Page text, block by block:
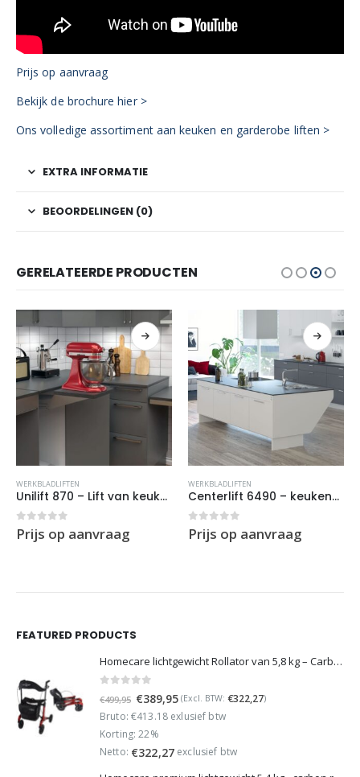
Prijs op aanvraag
Bekijk de brochure hier >
Ons volledige assortiment aan keuken en garderobe liften >
EXTRA INFORMATIE
BEOORDELINGEN (0)
GERELATEERDE PRODUCTEN
WERKBLADLIFTEN
Unilift 870 – Lift van keukenapparaten
0out of 5
Prijs op aanvraag
WERKBLADLIFTEN
Centerlift 6490 – keukeneilandlift
0out of 5
Prijs op aanvraag
FEATURED PRODUCTS
Homecare lichtgewicht Rollator van 5,8 kg – Carbon rollator tot 150 kg draaggewicht – Dubbel opvouwbaar en inclusief reistas - Rood
€499,95 Oorspronkelijke
prijs
was:
€499,95.
€389,95Huidige
prijs
€389,95.
(Excl. BTW: €322,27)
Bruto: €413.18 exlusief btw
Korting: 22%
Netto: €322,27exclusief btw